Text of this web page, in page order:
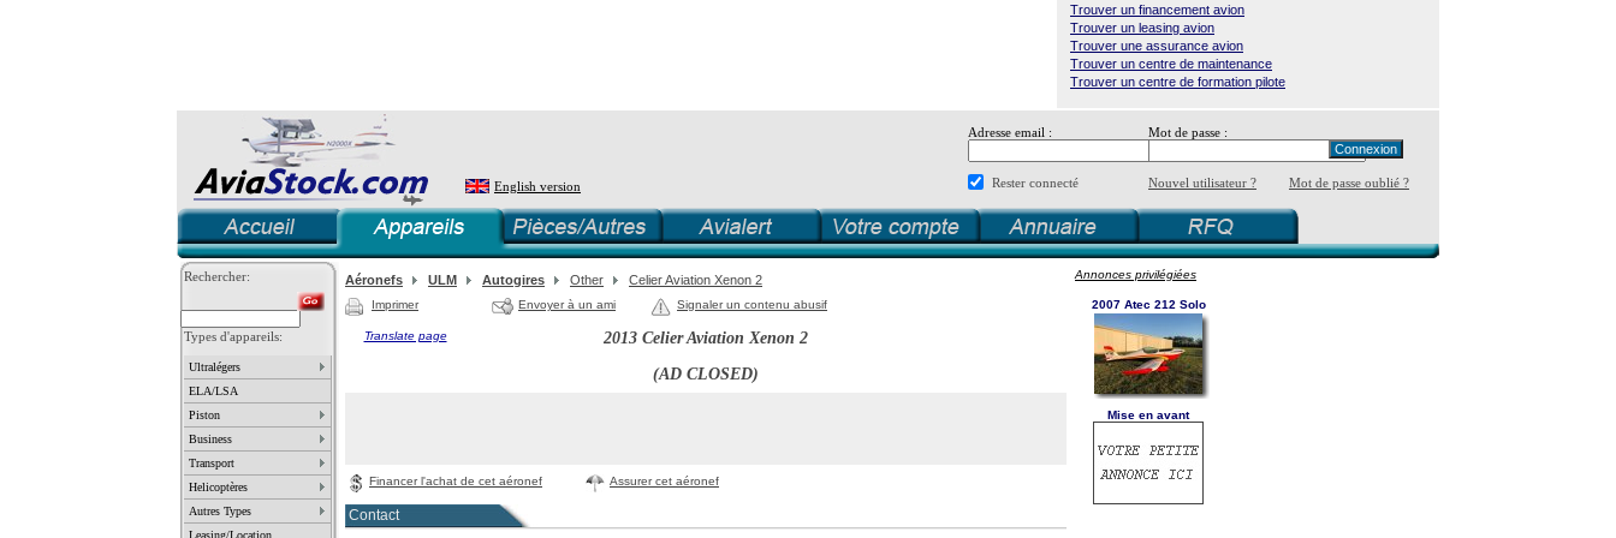
Trouver un financement avion
Trouver un leasing avion
Trouver une assurance avion
Trouver un centre de maintenance
Trouver un centre de formation pilote
English version
Adresse email : Mot de passe :
Rester connecté Nouvel utilisateur ? Mot de passe oublié ?
Rechercher:
Types d'appareils:
Ultralégers
ELA/LSA
Piston
Business
Transport
Helicoptères
Autres Types
Leasing/Location
Aéronefs ULM Autogires Other Celier Aviation Xenon 2
Imprimer Envoyer à un ami Signaler un contenu abusif
2013 Celier Aviation Xenon 2
(AD CLOSED)
Translate page
Financer l'achat de cet aéronef Assurer cet aéronef
Contact